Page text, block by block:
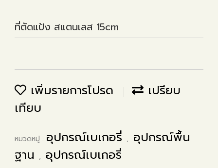
ที่ตัดแป้ง สแตนเลส 15cm
เพิ่มรายการโปรด
เปรียบ
เทียบ
หมวดหมู่ : อุปกรณ์เบเกอรี่ , อุปกรณ์พื้น
ฐาน , อุปกรณ์เบเกอรี่